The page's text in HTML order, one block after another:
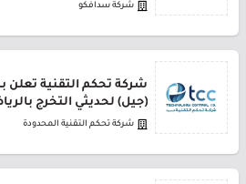
شركة سدافكو
شركة تحكم التقنية تعلن
(جيل) لحديثي التخرج
شركة تحكم التقنية المحدودة